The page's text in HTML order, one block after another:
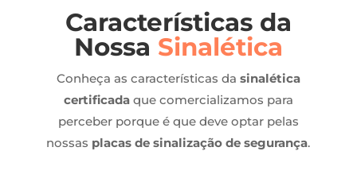
Características da
Nossa Sinalética
Conheça as características da sinalética
certificadaque comercializamos para
perceber porque é que deve optar pelas
nossas placas de sinalização de segurança.